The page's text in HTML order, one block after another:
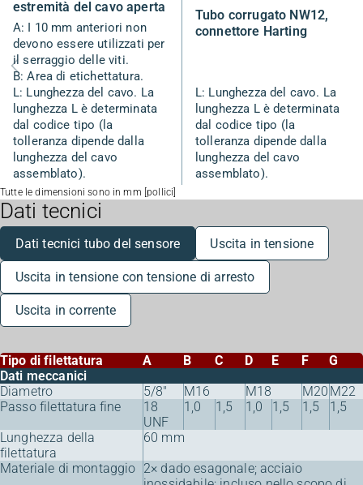
estremità del cavo aperta
A: I 10 mm anteriori non
devono essere utilizzati per
il serraggio delle viti.
B: Area di etichettatura.
L: Lunghezza del cavo. La
lunghezza L è determinata
dal codice tipo (la
tolleranza dipende dalla
lunghezza del cavo
assemblato).
Tubo corrugato NW12,
connettore Harting
L: Lunghezza del cavo. La
lunghezza L è determinata
dal codice tipo (la
tolleranza dipende dalla
lunghezza del cavo
assemblato).
Tutte le dimensioni sono in mm [pollici]
Dati tecnici
Dati tecnici tubo del sensore Uscita in tensione
Uscita in tensione con tensione di arresto
Uscita in corrente
Tipo di filettatura A B C D E F
G
Dati meccanici
Diametro
5/8" M16 M18 M20 M22
Passo filettatura fine
18
UNF
1,0 1,5 1,0 1,5 1,5
1,5
Lunghezza della
filettatura
60 mm
Materiale di montaggio 2× dado esagonale; acciaio